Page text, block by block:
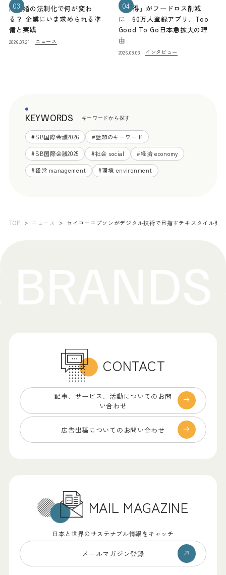
03
同性婚の法制化で何が変わ
る？ 企業にいま求められる準
備と実践
2026.07.21 ニュース
04
「お得」がフードロス削減
に 60万人登録アプリ、Too
Good To Go日本急拡大の理
由
2026.08.03 インタビュー
KEYWORDS キーワードから探す
#SB国際会議2026 #話題のキーワード
#SB国際会議2025 #社会 social #経済 economy
#経営 management #環境 environment
TOP ニュース セイコーエプソンがデジタル技術で目指すテキスタイル業
CONTACT
記事、サービス、 活動についてのお問
い合わせ
広告出稿についての お問い合わせ
MAIL MAGAZINE
日本と世界のサステナブル情報をキャッチ
メールマガジン登録